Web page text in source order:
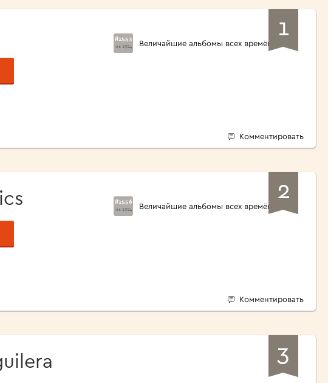
<1960>
1
#1553
из 1924 Величайшие альбомы всех времён
Комментировать
2
#1556
из 1924 Величайшие альбомы всех времён
Комментировать
3